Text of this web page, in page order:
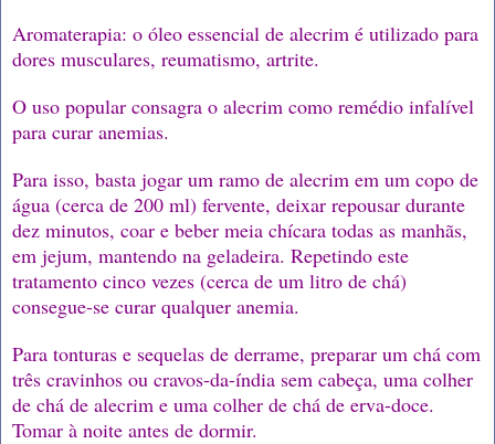
Aromaterapia: o óleo essencial de alecrim é utilizado para
dores musculares, reumatismo, artrite.
O uso popular consagra o alecrim como remédio infalível
para curar anemias.
Para isso, basta jogar um ramo de alecrim em um copo de
água (cerca de 200 ml) fervente, deixar repousar durante
dez minutos, coar e beber meia chícara todas as manhãs,
em jejum, mantendo na geladeira. Repetindo este
tratamento cinco vezes (cerca de um litro de chá)
consegue-se curar qualquer anemia.
Para tonturas e sequelas de derrame, preparar um chá com
três cravinhos ou cravos-da-índia sem cabeça, uma colher
de chá de alecrim e uma colher de chá de erva-doce.
Tomar à noite antes de dormir.